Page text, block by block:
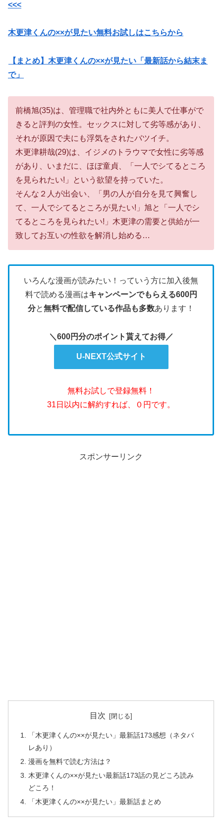
<<<
木更津くんの××が見たい無料お試しはこちらから
【まとめ】木更津くんの××が見たい「最新話から結末ま
で」
前橋旭(35)は、管理職で社内外ともに美人で仕事がで
きると評判の女性。セックスに対して劣等感があり、
それが原因で夫にも浮気をされたバツイチ。
木更津耕哉(29)は、イジメのトラウマで女性に劣等感
があり、いまだに、ほぼ童貞、「一人でシてるところ
を見られたい!」という欲望を持っていた。
そんな２人が出会い、「男の人が自分を見て興奮し
て、一人でシてるところが見たい!」旭と「一人でシ
てるところを見られたい!」木更津の需要と供給が一
致してお互いの性欲を解消し始める…
いろんな漫画が読みたい！っていう方に加入後無
料で読める漫画はキャンペーンでもらえる600円
分と無料で配信している作品も多数あります！
＼600円分のポイント貰えてお得／
U-NEXT公式サイト
無料お試しで登録無料！
31日以内に解約すれば、０円です。
スポンサーリンク
目次
「木更津くんの××が見たい」最新話173感想（ネタバ
レあり）
漫画を無料で読む方法は？
木更津くんの××が見たい最新話173話の見どころ読み
どころ！
「木更津くんの××が見たい」最新話まとめ